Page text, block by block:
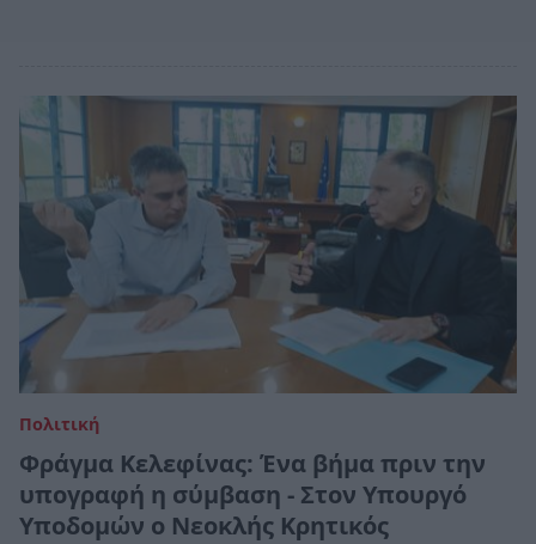
Πολιτική
Φράγμα Κελεφίνας: Ένα βήμα πριν την
υπογραφή η σύμβαση - Στον Υπουργό
Υποδομών ο Νεοκλής Κρητικός